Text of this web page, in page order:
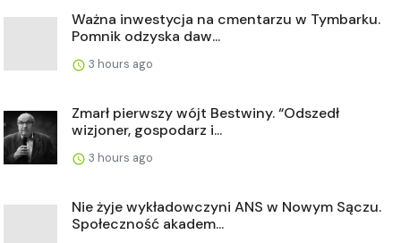
Ważna inwestycja na cmentarzu w Tymbarku.
Pomnik odzyska daw...
3 hours ago
Zmarł pierwszy wójt Bestwiny. “Odszedł
wizjoner, gospodarz i...
3 hours ago
Nie żyje wykładowczyni ANS w Nowym Sączu.
Społeczność akadem...